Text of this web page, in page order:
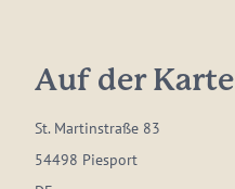
Auf der Karte
St. Martinstraße 83
54498 Piesport